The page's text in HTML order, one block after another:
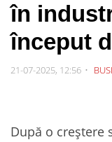
în
început
21-07-2025, 12:56
După o creștere